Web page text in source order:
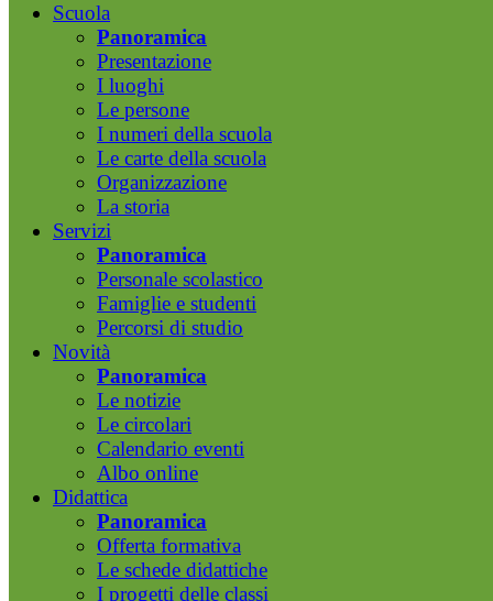
Scuola
Panoramica
Presentazione
I luoghi
Le persone
I numeri della scuola
Le carte della scuola
Organizzazione
La storia
Servizi
Panoramica
Personale scolastico
Famiglie e studenti
Percorsi di studio
Novità
Panoramica
Le notizie
Le circolari
Calendario eventi
Albo online
Didattica
Panoramica
Offerta formativa
Le schede didattiche
I progetti delle classi